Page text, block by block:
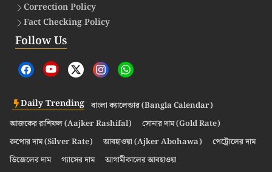
Correction Policy
Fact Checking Policy
Follow Us
Daily Trending বাংলা ক্যালেন্ডার (Bangla Calendar)
আজকের রাশিফল (Aajker Rashifal)
সোনার দাম (Gold Rate)
রুপোর দাম (Silver Rate)
আবহাওয়া (Ajker Abohawa)
পেট্রোলের দাম
ডিজেলের দাম
গ্যাসের দাম আগামীকালের আবহাওয়া